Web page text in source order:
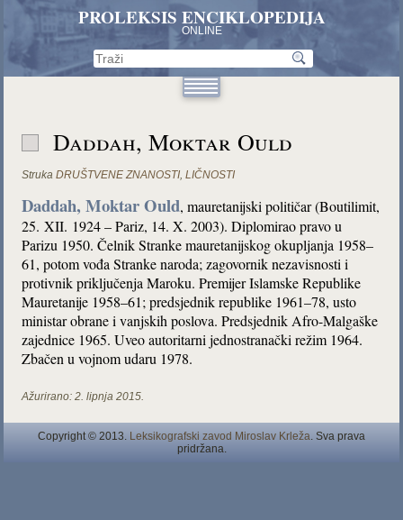
PROLEKSIS ENCIKLOPEDIJA
ONLINE
Daddah, Moktar Ould
Struka DRUŠTVENE ZNANOSTI,LIČNOSTI
Daddah, Moktar Ould, mauretanijski političar (Boutilimit,
25. XII. 1924 – Pariz, 14. X. 2003). Diplomirao pravo u
Parizu 1950. Čelnik Stranke mauretanijskog okupljanja 1958–
61, potom vođa Stranke naroda; zagovornik nezavisnosti i
protivnik priključenja Maroku. Premijer Islamske Republike
Mauretanije 1958–61; predsjednik republike 1961–78, usto
ministar obrane i vanjskih poslova. Predsjednik Afro-Malgaške
zajednice 1965. Uveo autoritarni jednostranački režim 1964.
Zbačen u vojnom udaru 1978.
Ažurirano: 2. lipnja 2015.
Copyright © 2013. Leksikografski zavod Miroslav Krleža. Sva prava
pridržana.